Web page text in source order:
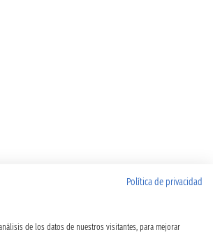
Política de privacidad
de los datos de nuestros visitantes, para mejorar